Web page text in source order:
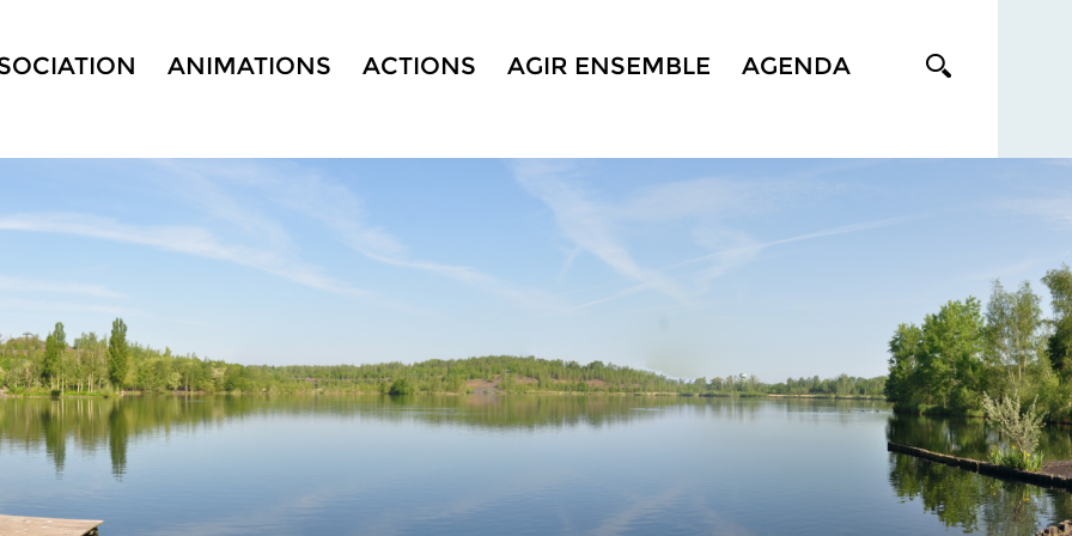
ANIMATIONS ACTIONS AGIR ENSEMBLE AGENDA